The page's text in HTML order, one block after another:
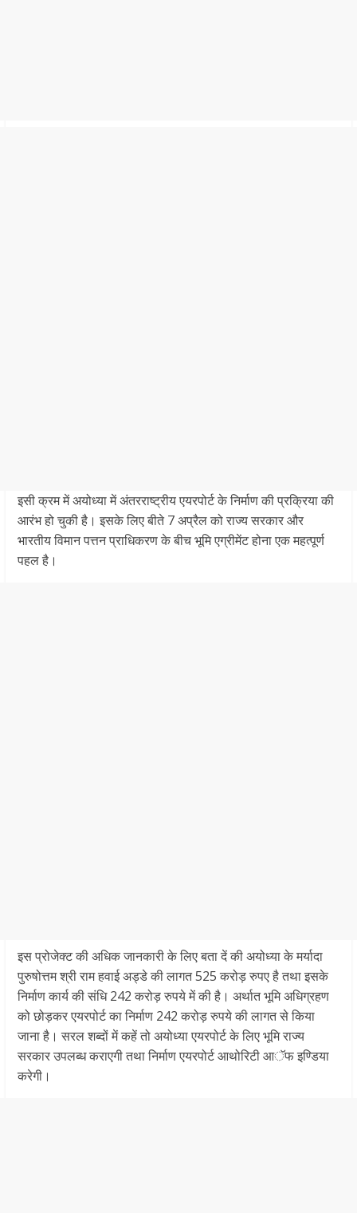
इसी क्रम में अयोध्या में अंतरराष्ट्रीय एयरपोर्ट के निर्माण की प्रक्रिया की
आरंभ हो चुकी है। इसके लिए बीते 7 अप्रैल को राज्य सरकार और
भारतीय विमान पत्तन प्राधिकरण के बीच भूमि एग्रीमेंट होना एक महत्पूर्ण
पहल है।
इस प्रोजेक्ट की अधिक जानकारी के लिए बता दें की अयोध्या के मर्यादा
पुरुषोत्तम श्री राम हवाई अड्डे की लागत 525 करोड़ रुपए है तथा इसके
निर्माण कार्य की संधि 242 करोड़ रुपये में की है। अर्थात भूमि अधिग्रहण
को छोड़कर एयरपोर्ट का निर्माण 242 करोड़ रुपये की लागत से किया
जाना है। सरल शब्दों में कहें तो अयोध्या एयरपोर्ट के लिए भूमि राज्य
सरकार उपलब्ध कराएगी तथा निर्माण एयरपोर्ट आथोरिटी आॅफ इण्डिया
करेगी।